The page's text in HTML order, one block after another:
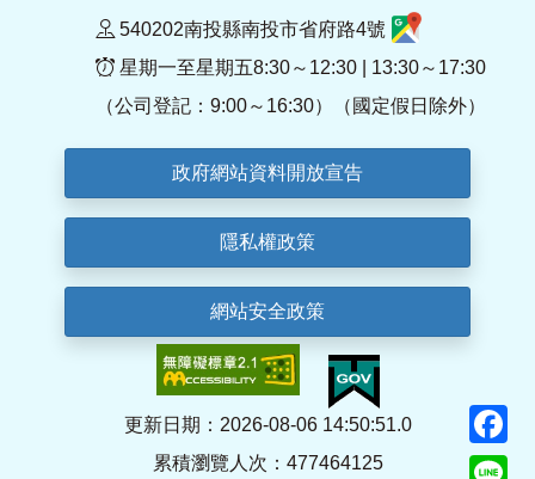
540202南投縣南投市省府路4號
星期一至星期五8:30～12:30 | 13:30～17:30
（公司登記：9:00～16:30）（國定假日除外）
政府網站資料開放宣告
隱私權政策
網站安全政策
更新日期：2026-08-06 14:50:51.0
累積瀏覽人次：477464125